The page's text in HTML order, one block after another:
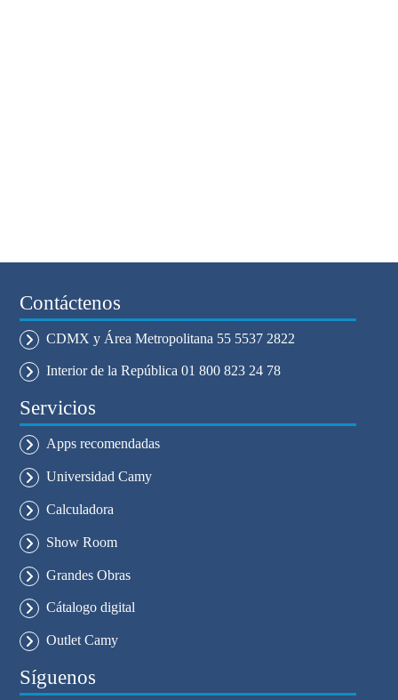
Contáctenos
CDMX y Área Metropolitana 55 5537 2822
Interior de la República 01 800 823 24 78
Servicios
Apps recomendadas
Universidad Camy
Calculadora
Show Room
Grandes Obras
Cátalogo digital
Outlet Camy
Síguenos